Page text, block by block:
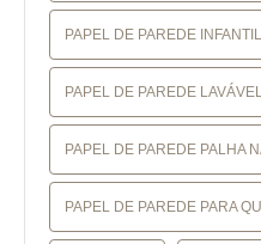
PAPEL DE PAREDE INFANTIL
PAPEL DE PAREDE LAVÁVEL
PAPEL DE PAREDE PALHA
PAPEL DE PAREDE PARA